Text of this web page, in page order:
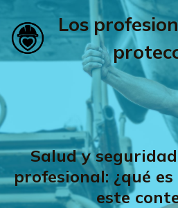
Los
Salud y
profesional: ¿qué
este